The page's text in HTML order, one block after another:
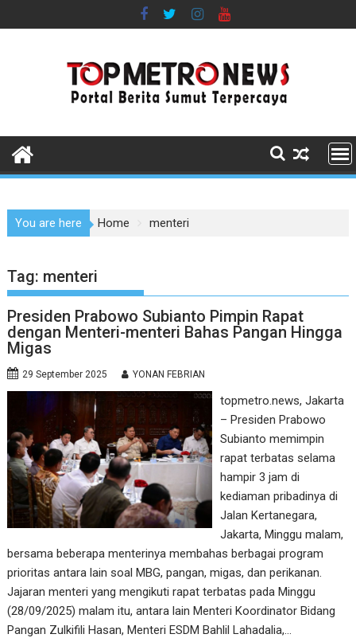
to
You are here Home menteri
Tag: menteri
Presiden Prabowo Subianto Pimpin Rapat
dengan Menteri-menteri Bahas Pangan Hingga
Migas
29 September 2025 YONAN FEBRIAN
topmetro.news, Jakarta
– Presiden Prabowo
Subianto memimpin
rapat terbatas selama
hampir 3 jam di
kediaman pribadinya di
Jalan Kertanegara,
Jakarta, Minggu malam,
bersama beberapa menterinya membahas berbagai program
prioritas antara lain soal MBG, pangan, migas, dan perikanan.
Jajaran menteri yang mengikuti rapat terbatas pada Minggu
(28/09/2025) malam itu, antara lain Menteri Koordinator Bidang
Pangan Zulkifili Hasan, Menteri ESDM Bahlil Lahadalia,…